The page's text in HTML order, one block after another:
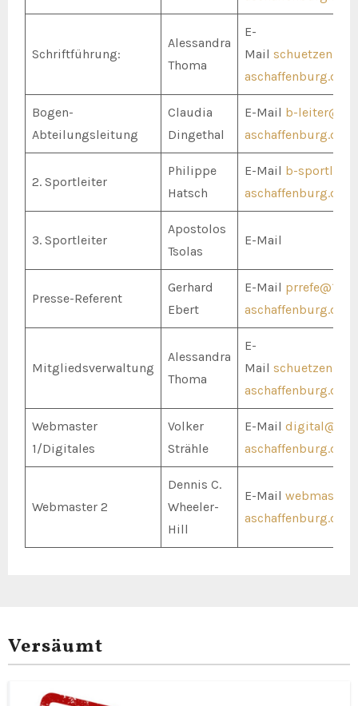
Schriftführung:
Alessandra
Thoma
E-
Mail
aschaffenburg.de
Bogen-
Abteilungsleitung
Claudia
Dingethal
E-Mail b-
aschaffenburg.de
2. Sportleiter
Philippe
Hatsch
E-Mail b-
aschaffenburg.de
3. Sportleiter
Apostolos
Tsolas
E-Mail
Presse-Referent
Gerhard
Ebert
E-Mail
aschaffenburg.de
Mitgliedsverwaltung
Alessandra
Thoma
E-
Mail
aschaffenburg.de
Webmaster
1/Digitales
Volker
Strähle
E-Mail
aschaffenburg.de
Webmaster 2
Dennis C.
Wheeler-
Hill
E-Mail
aschaffenburg.de
Versäumt